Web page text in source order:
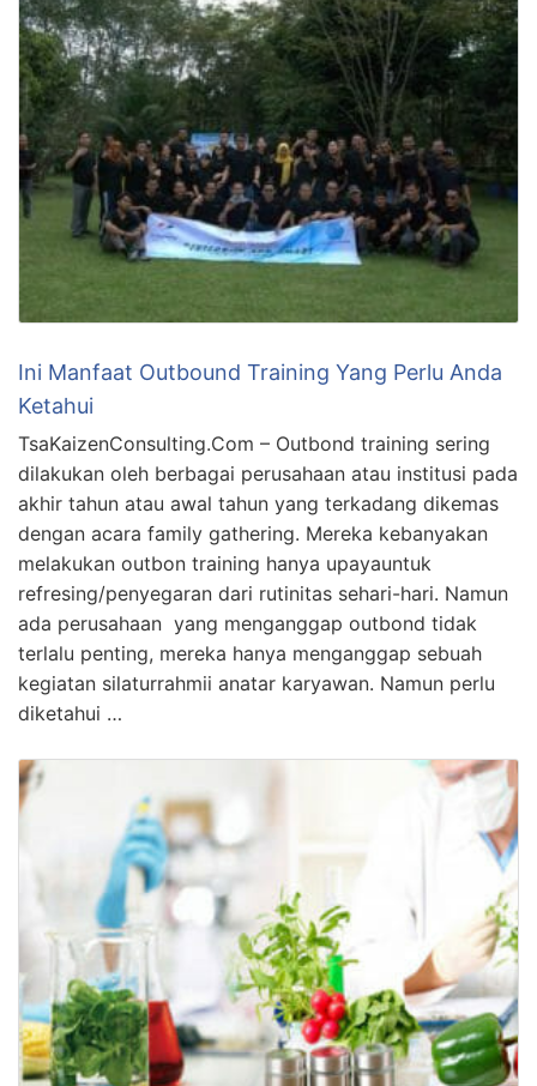
Ini Manfaat Outbound Training Yang Perlu Anda
Ketahui
TsaKaizenConsulting.Com – Outbond training sering
dilakukan oleh berbagai perusahaan atau institusi pada
akhir tahun atau awal tahun yang terkadang dikemas
dengan acara family gathering. Mereka kebanyakan
melakukan outbon training hanya upayauntuk
refresing/penyegaran dari rutinitas sehari-hari. Namun
ada perusahaan yang menganggap outbond tidak
terlalu penting, mereka hanya menganggap sebuah
kegiatan silaturrahmii anatar karyawan. Namun perlu
diketahui …